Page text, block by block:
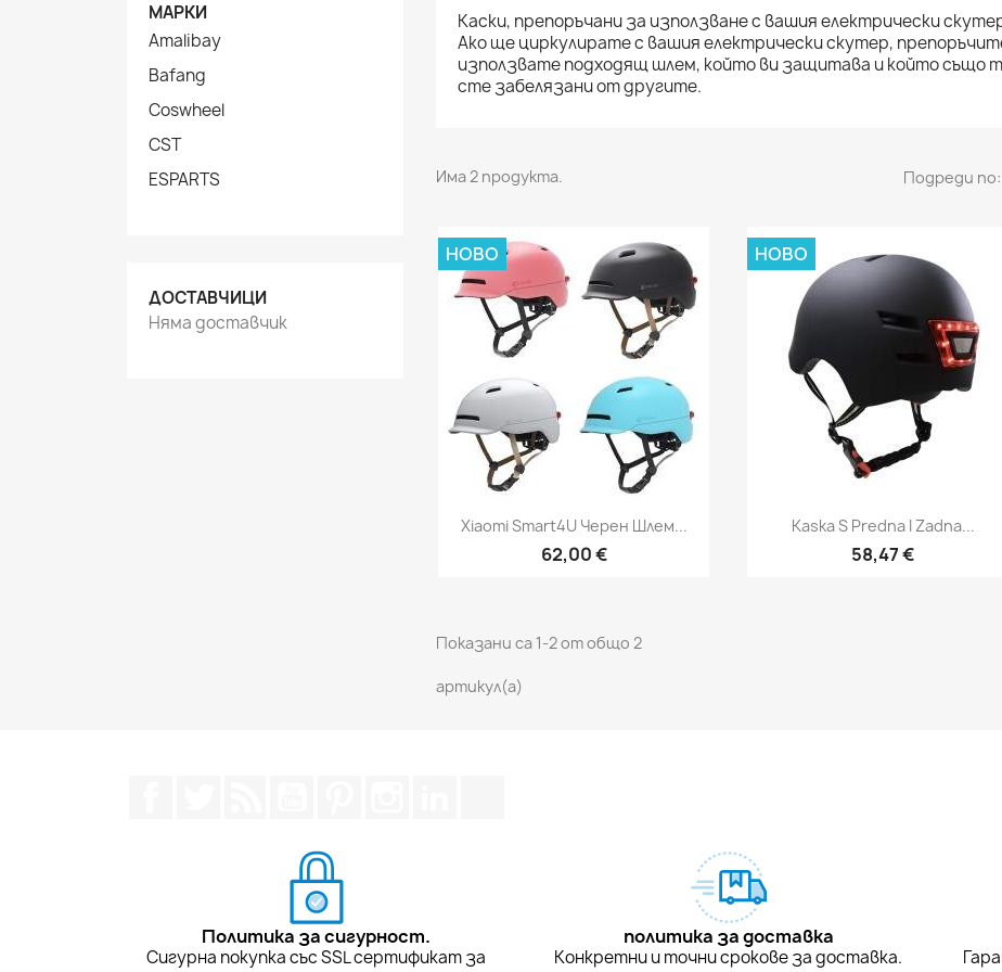
МАРКИ
Amalibay
Bafang
Coswheel
CST
ESPARTS
ДОСТАВЧИЦИ
Няма доставчик
Каски, препоръчани за използване с вашия електрически
Ако ще циркулирате с вашия електрически скутер,
използвате подходящ шлем, който ви защитава и който също
сте забелязани от другите.
Има 2 продукта. Подреди по:
Бърз преглед
Xiaomi Smart4U Черен Шлем...
62,00 €
НОВО
Бърз преглед
Kaska S Predna I Zadna...
58,47 €
НОВО
Показани са 1-2 от общо 2
артикул(а)
Политика за сигурност.
Сигурна покупка със SSL сертификат за
политика за доставка
Конкретни и точни срокове за доставка.